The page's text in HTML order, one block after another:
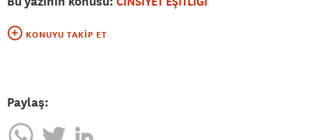
KONUYU TAKIP ET
Paylaş: